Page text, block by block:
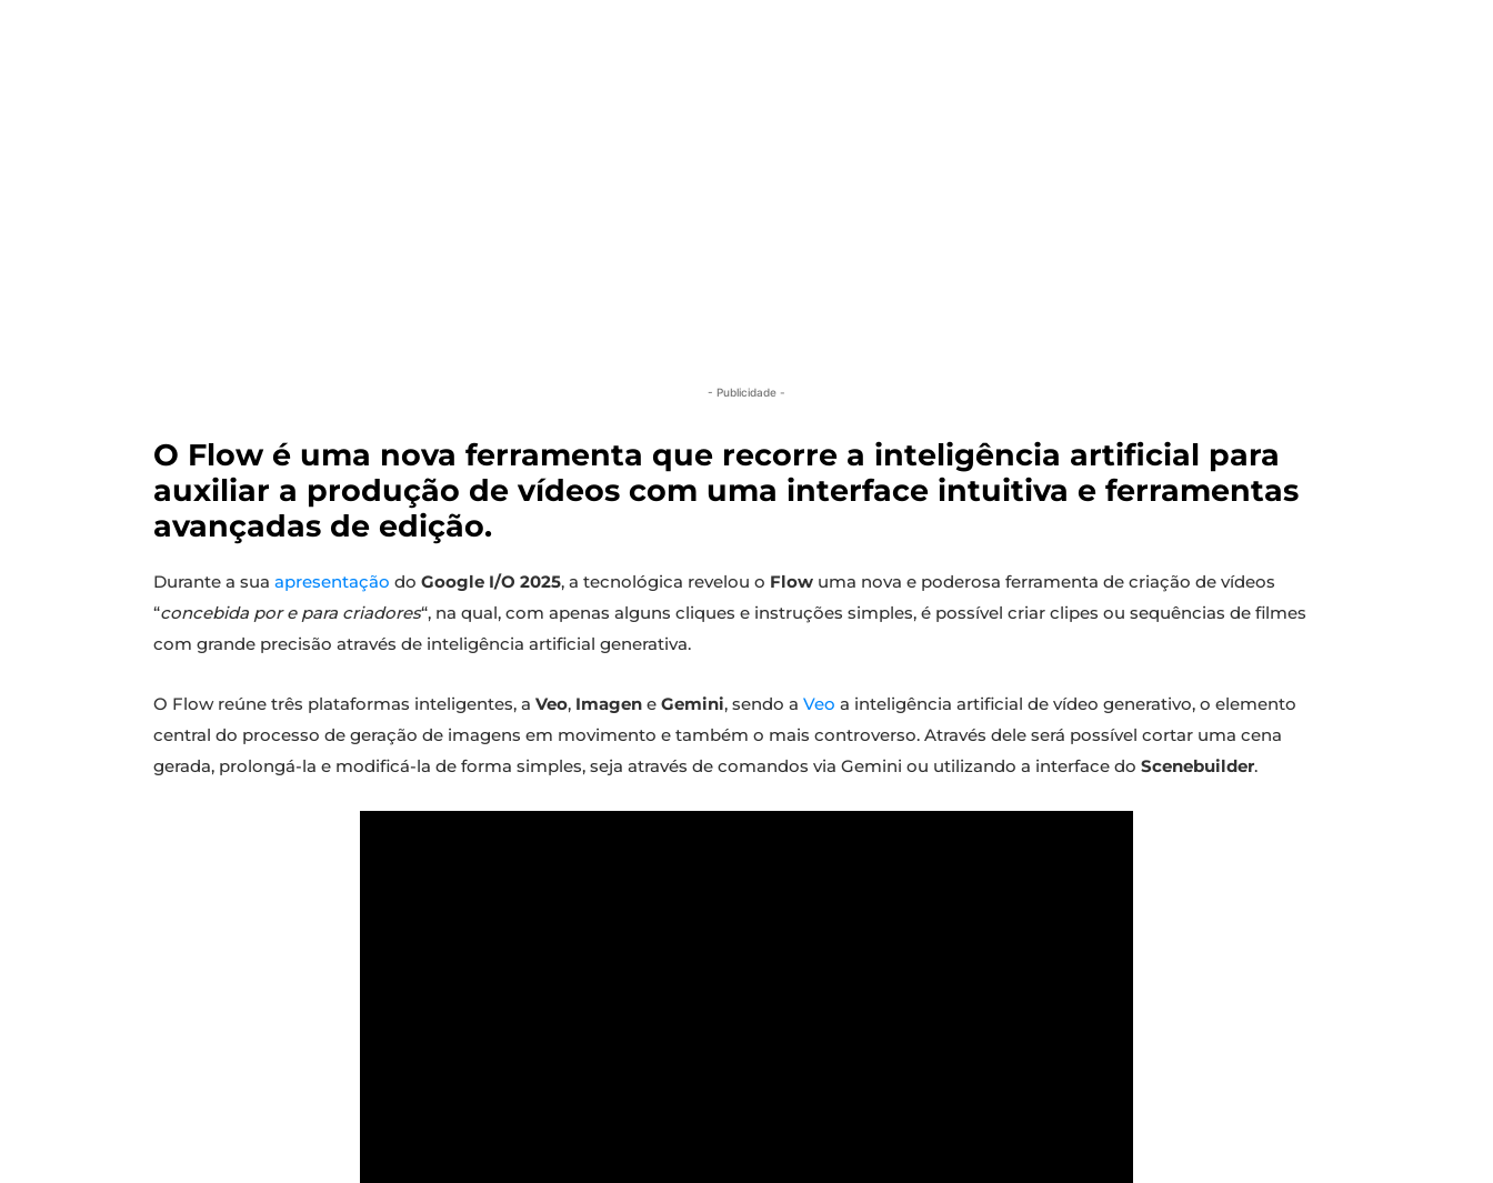
- Publicidade -
O Flow é uma nova ferramenta que recorre a inteligência artificial para
auxiliar a produção de vídeos com uma interface intuitiva e ferramentas
avançadas de edição.
Durante a sua apresentação do Google I/O 2025, a tecnológica revelou o Flow uma nova e poderosa ferramenta de criação de vídeos
“concebida por e para criadores“, na qual, com apenas alguns cliques e instruções simples, é possível criar clipes ou sequências de filmes
com grande precisão através de inteligência artificial generativa.
O Flow reúne três plataformas inteligentes, a Veo, Imagen e Gemini, sendo a Veo a inteligência artificial de vídeo generativo, o elemento
central do processo de geração de imagens em movimento e também o mais controverso. Através dele será possível cortar uma cena
gerada, prolongá-la e modificá-la de forma simples, seja através de comandos via Gemini ou utilizando a interface do Scenebuilder.